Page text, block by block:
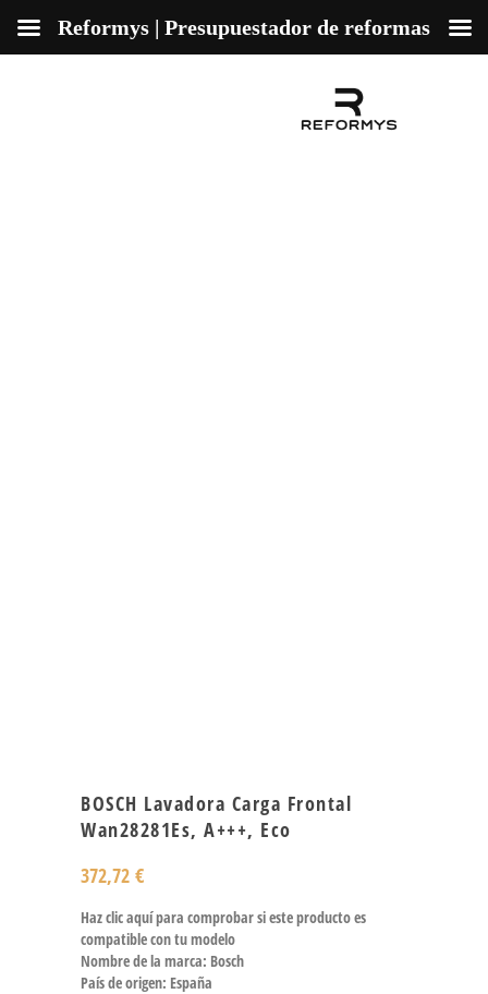
BOSCH Lavadora Carga Frontal
Wan28281Es, A+++, Eco
372,72 €
Haz clic aquí para comprobar si este producto es
compatible con tu modelo
Nombre de la marca: Bosch
País de origen: España
Reformys | Presupuestador de reformas